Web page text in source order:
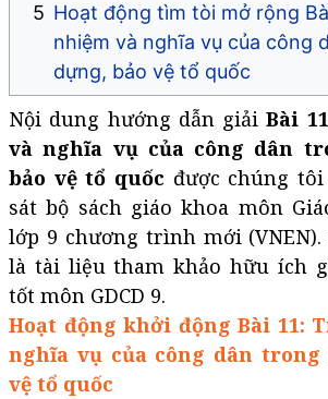
Hoạt động tìm tòi mở rộng
nhiệm và nghĩa vụ của công
dựng, bảo vệ tổ quốc
Nội dung hướng dẫn giảiBài
và nghĩa vụ của công dân
bảo vệ tổ quốc được chúng
sát bộ sách giáo khoa môn
lớp 9 chương trình mới (VNEN).
là tài liệu tham khảo hữu ích
tốt môn GDCD 9.
Hoạt động khởi động Bài 11:
nghĩa vụ của công dân trong
vệ tổ quốc